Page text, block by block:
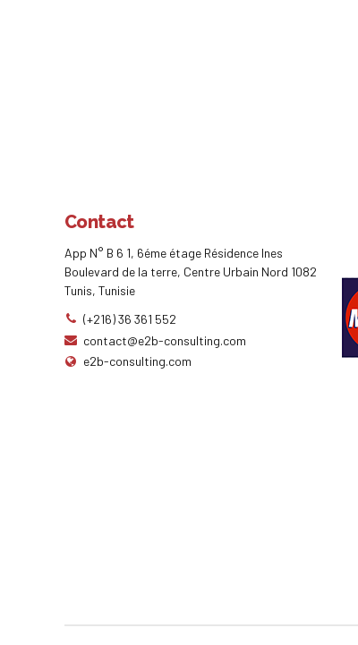
Contact
App N° B 6 1, 6éme étage Résidence Ines
Boulevard de la terre, Centre Urbain Nord 1082
Tunis, Tunisie
(+216) 36 361 552
contact@e2b-consulting.com
e2b-consulting.com